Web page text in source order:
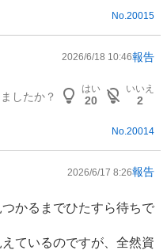
No.20015
2026/6/18 10:46報告
したか？
はい
20
いいえ
2
No. 20014
2026/6/17 8:26報告
かるまでひたすら待ちで
ているのですが、全然資